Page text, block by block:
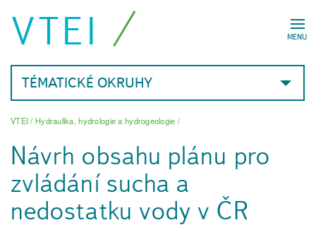
MENU
VTEI
TÉMATICKÉ OKRUHY
VTEI/ Hydraulika, hydrologie a hydrogeologie /
Návrh obsahu plánu pro
zvládání sucha a
nedostatku vody v ČR